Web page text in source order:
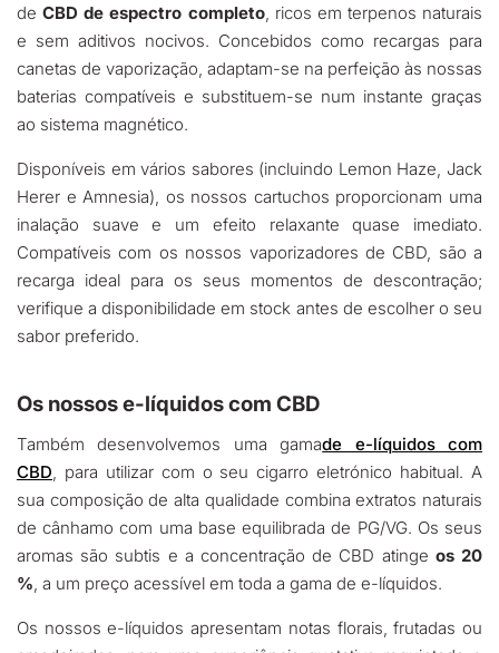
deCBD de espectro completo, ricos em terpenos naturais
e sem aditivos nocivos. Concebidos como recargas para
canetas de vaporização, adaptam-se na perfeição às nossas
baterias compatíveis e substituem-se num instante graças
ao sistema magnético.
Disponíveis em vários sabores (incluindo Lemon Haze, Jack
Herer e Amnesia), os nossos cartuchos proporcionam uma
inalação suave e um efeito relaxante quase imediato.
Compatíveis com os nossos vaporizadores de CBD, são a
recarga ideal para os seus momentos de descontração;
verifique a disponibilidade em stock antes de escolher o seu
sabor preferido.
Os nossos e-líquidos com CBD
Também desenvolvemos uma gamade e-líquidos com
CBD, para utilizar com o seu cigarro eletrónico habitual. A
sua composição de alta qualidade combina extratos naturais
de cânhamo com uma base equilibrada de PG/VG. Os seus
aromas são subtis e a concentração de CBD atinge os 20
%, a um preço acessível em toda a gama de e-líquidos.
Os nossos e-líquidos apresentam notas florais, frutadas ou